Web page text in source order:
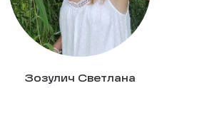
Зозулич Светлана